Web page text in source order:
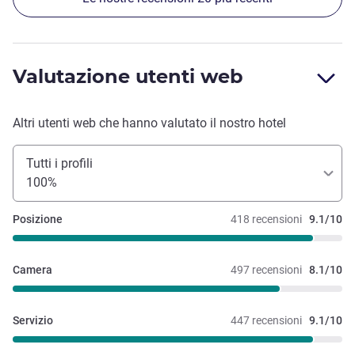
Valutazione utenti web
Altri utenti web che hanno valutato il nostro hotel
Tutti i profili
100%
418 recensioni 9.1/10
Posizione
497 recensioni 8.1/10
Camera
447 recensioni 9.1/10
Servizio